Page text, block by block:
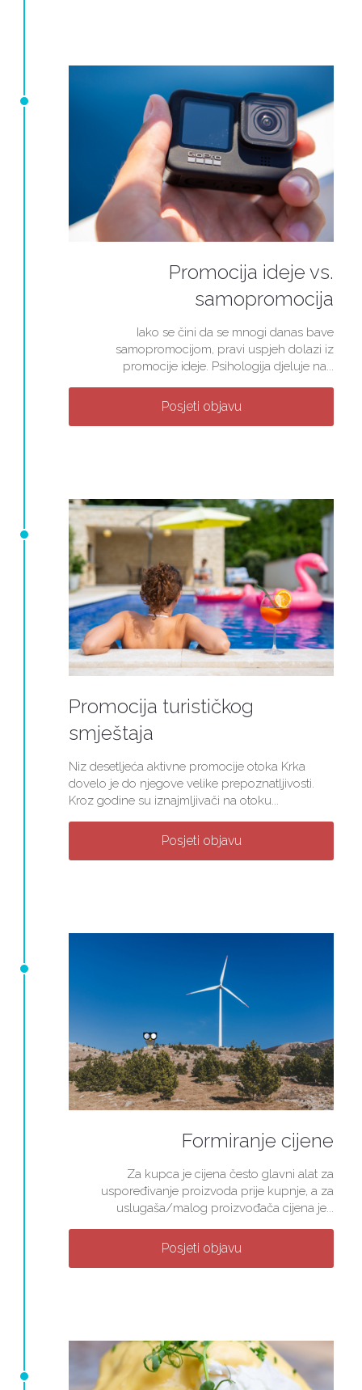
Promocija ideje vs.
samopromocija
Iako se čini da se mnogi danas bave
samopromocijom, pravi uspjeh dolazi iz
promocije ideje. Psihologija djeluje na...
Posjeti objavu
Promocija turističkog
smještaja
Niz desetljeća aktivne promocije otoka Krka
dovelo je do njegove velike prepoznatljivosti.
Kroz godine su iznajmljivači na otoku...
Posjeti objavu
Formiranje cijene
Za kupca je cijena često glavni alat za
uspoređivanje proizvoda prije kupnje, a za
uslugaša/malog proizvođača cijena je...
Posjeti objavu